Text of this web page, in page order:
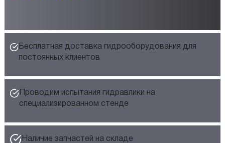
Бесплатная доставка гидрооборудования для
постоянных клиентов
Проводим испытания гидравлики на
специализированном стенде
Наличие запчастей на складе